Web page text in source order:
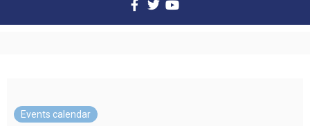
Events calendar